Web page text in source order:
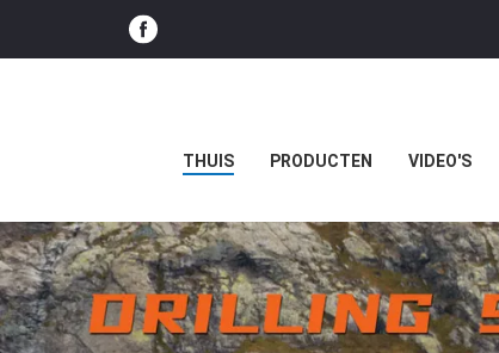
THUIS PRODUCTEN VIDEO'S